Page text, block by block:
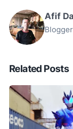
Afif
Related Posts